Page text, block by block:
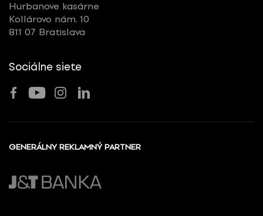
Hurbanove kasárne
Kollárovo nám. 10
811 07 Bratislava
Sociálne siete
GENERÁLNY REKLAMNÝ PARTNER